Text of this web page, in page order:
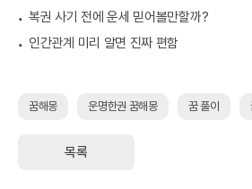
복권 사기 전에 운세 믿어볼만할까?
인간관계 미리 알면 진짜 편함
꿈해몽 운명한권 꿈해몽 꿈 풀이
목록